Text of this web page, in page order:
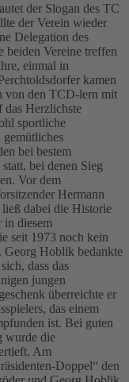
der Slogan des TC
der Verein wieder
Delegation des
beiden Vereine treffen
einmal in
kamen
von den TCD-lern mit
das Herzlichste
sportliche
bei bestem
bei denen Sieg
Vor dem
Hermann
dabei die Historie
in diesem
seit 1973 noch kein
Georg Hoblik bedankte
dass das
jungen
überreichte er
das einem
ist. Bei guten
wurde die
Am
Doppel“ den